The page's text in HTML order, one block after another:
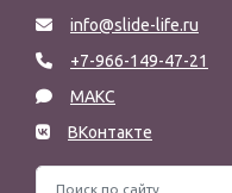
info@slide-life.ru
+7-966-149-47-21
МАКС
ВКонтакте